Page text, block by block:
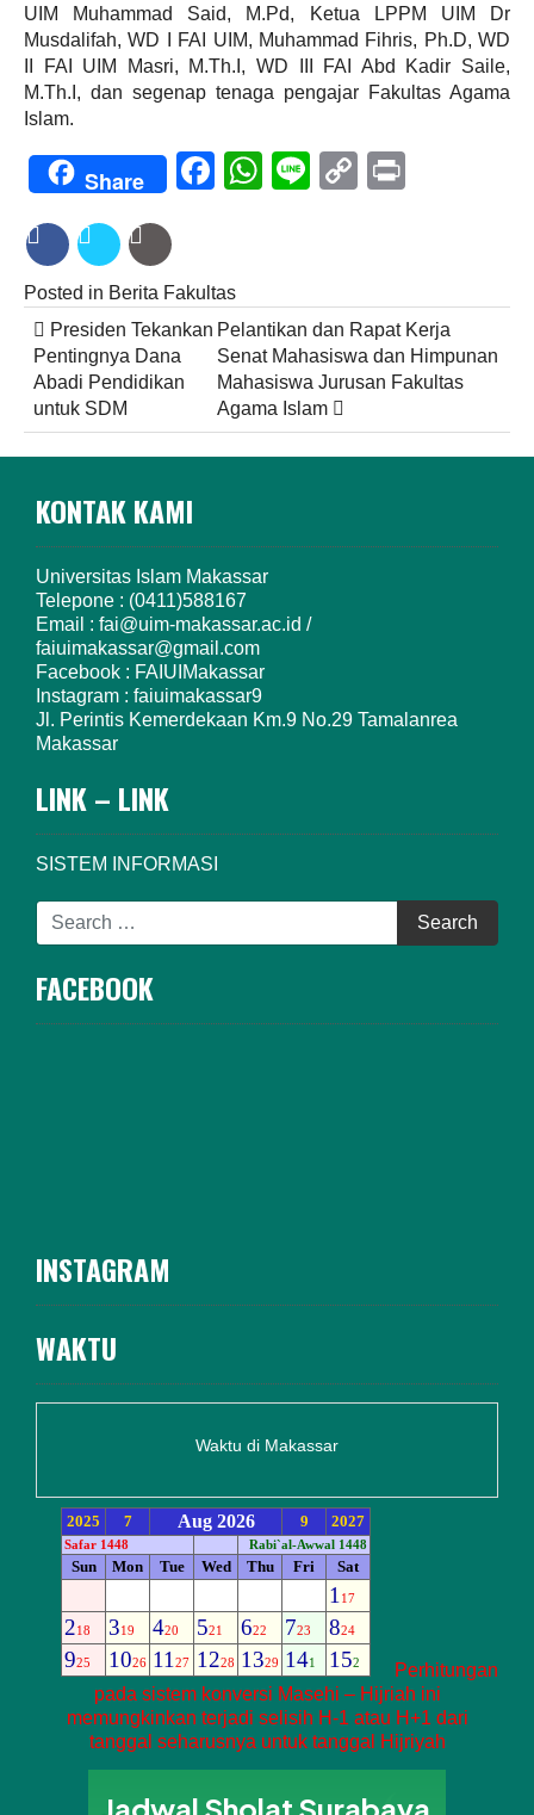
UIM Muhammad Said, M.Pd, Ketua LPPM UIM Dr
Musdalifah, WD I FAI UIM, Muhammad Fihris, Ph.D, WD
II FAI UIM Masri, M.Th.I, WD III FAI Abd Kadir Saile,
M.Th.I, dan segenap tenaga pengajar Fakultas Agama
Islam.
Share Facebook
WhatsApp
LineCopy
Posted in Berita Fakultas
Post
navigation
Presiden Tekankan
Pentingnya Dana
Abadi Pendidikan
untuk SDM
Pelantikan dan Rapat Kerja
Senat Mahasiswa dan Himpunan
Mahasiswa Jurusan Fakultas
Agama Islam
KONTAK KAMI
Universitas Islam Makassar
Telepone : (0411)588167
Email : fai@uim-makassar.ac.id /
faiuimakassar@gmail.com
Facebook : FAIUIMakassar
Instagram : faiuimakassar9
Jl. Perintis Kemerdekaan Km.9 No.29 Tamalanrea
Makassar
LINK – LINK
SISTEM INFORMASI
FACEBOOK
INSTAGRAM
WAKTU
Waktu di Makassar
Perhitungan
pada sistem konversi Masehi – Hijriah ini
memungkinkan terjadi selisih H-1 atau H+1 dari
tanggal seharusnya untuk tanggal Hijriyah